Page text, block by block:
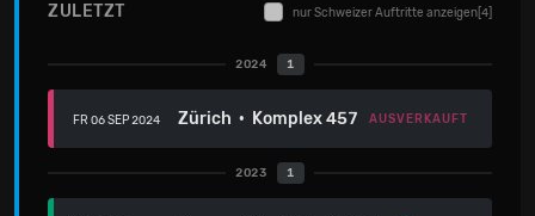
ZULETZT nur Schweizer Auftritte anzeigen [4]
2024 1
FR 06 SEP 2024 Zürich · Komplex 457 AUSVERKAUFT
2023 1